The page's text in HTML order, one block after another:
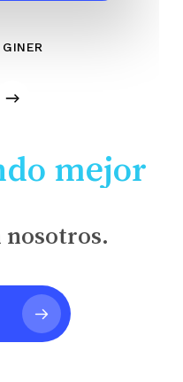
mejor
nosotros.